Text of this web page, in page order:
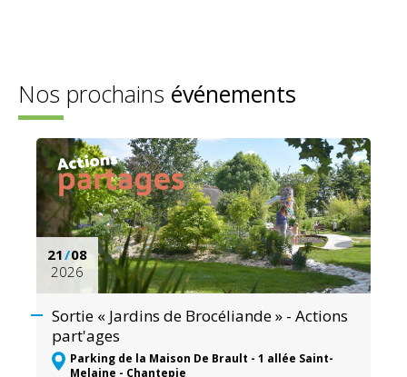
Nos prochains événements
21/08
2026
Sortie « Jardins de Brocéliande » - Actions
part'ages
Parking de la Maison De Brault - 1 allée Saint-
Melaine - Chantepie